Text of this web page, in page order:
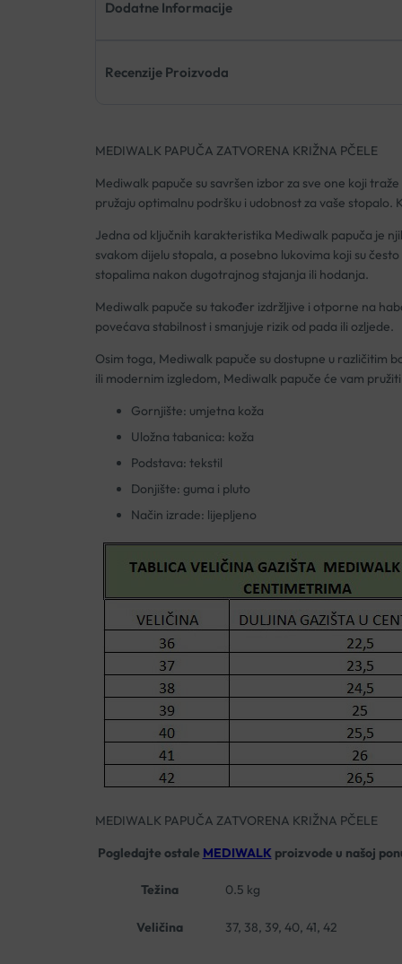
Dodatne Informacije
Recenzije Proizvoda
MEDIWALK PAPUČA ZATVORENA KRIŽNA PČELE
Mediwalk papuče su savršen izbor za sve one koji
pružaju optimalnu podršku i udobnost za vaše
Jedna od ključnih karakteristika Mediwalk papuča je
svakom dijelu stopala, a posebno lukovima koji su
stopalima nakon dugotrajnog stajanja ili hodanja.
Mediwalk papuče su također izdržljive i otporne na
povećava stabilnost i smanjuje rizik od pada ili ozljede.
Osim toga, Mediwalk papuče su dostupne u različitim
ili modernim izgledom, Mediwalk papuče će vam
Gornjište: umjetna koža
Uložna tabanica: koža
Podstava: tekstil
Donjište: guma i pluto
Način izrade: lijepljeno
MEDIWALK PAPUČA ZATVORENA KRIŽNA PČELE
Pogledajte ostale MEDIWALK proizvode u našoj
Težina 0.5 kg
Veličina 37, 38, 39, 40, 41, 42